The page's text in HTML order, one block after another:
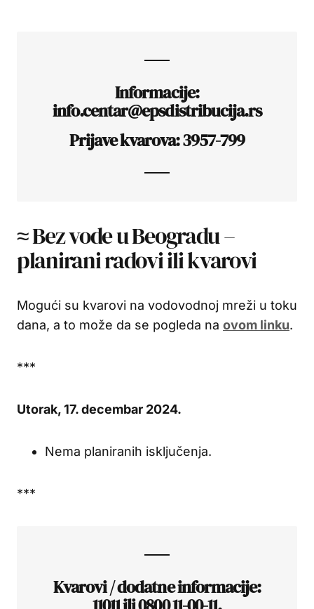
Informacije:
info.centar@epsdistribucija.rs
Prijave kvarova: 3957-799
≈ Bez vode u Beogradu –
planirani radovi ili kvarovi
Mogući su kvarovi na vodovodnoj mreži u toku
dana, a to može da se pogleda na ovom linku.
***
Utorak, 17. decembar 2024.
Nema planiranih isključenja.
***
Kvarovi / dodatne informacije: